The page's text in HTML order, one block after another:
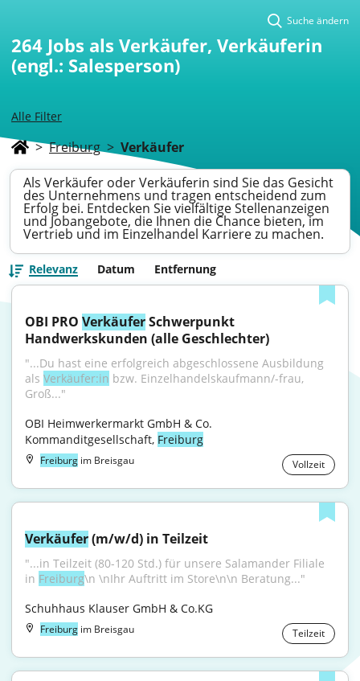
Alle Filter
Suche ändern
264 Jobs als Verkäufer, Verkäuferin
(engl.: Salesperson)
> Freiburg > Verkäufer
Als Verkäufer oder Verkäuferin sind Sie das Gesicht
des Unternehmens und tragen entscheidend zum
Erfolg bei. Entdecken Sie vielfältige Stellenanzeigen
und Jobangebote, die Ihnen die Chance bieten, im
Vertrieb und im Einzelhandel Karriere zu machen.
Relevanz Datum Entfernung
OBI PRO Verkäufer Schwerpunkt
Handwerkskunden (alle Geschlechter)
"...Du hast eine erfolgreich abgeschlossene Ausbildung
als Verkäufer:in bzw. Einzelhandelskaufmann/-frau,
Groß..."
OBI Heimwerkermarkt GmbH & Co.
Kommanditgesellschaft, Freiburg
Freiburg im Breisgau Vollzeit
Verkäufer (m/w/d) in Teilzeit
"...in Teilzeit (80-120 Std.) für unsere Salamander Filiale
in Freiburg\n \nIhr Auftritt im Store\n\n Beratung..."
Schuhhaus Klauser GmbH & Co.KG
Freiburg im Breisgau Teilzeit